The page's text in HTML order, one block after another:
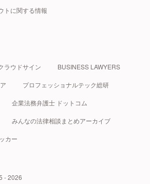
トに関する情報
ラウドサイン BUSINESS LAWYERS
プロフェッショナルテック総研
企業法務弁護士 ドットコム
みんなの法律相談まとめアーカイブ
カー
- 2026